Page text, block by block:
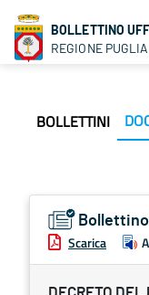
BOLLETTINO
REGIONE PUGLIA
BOLLETTINI
Bollettino
Scarica